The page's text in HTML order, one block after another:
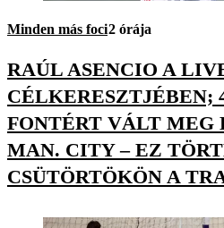
Minden más foci2 órája
RAÚL ASENCIO A
CÉLKERESZTJÉBEN;
FONTÉRT VÁLT MEG
MAN. CITY – EZ
CSÜTÖRTÖKÖN A